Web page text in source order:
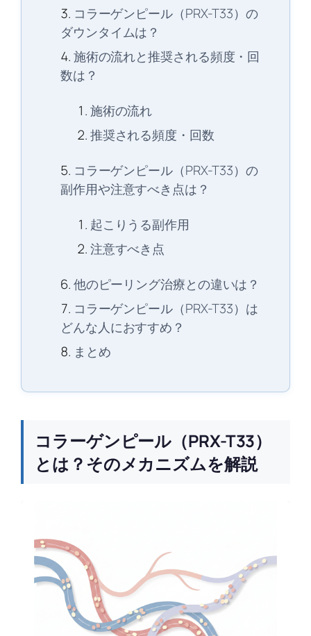
コラーゲンピール（PRX-T33）の
ダウンタイムは？
施術の流れと推奨される頻度・回
数は？
施術の流れ
推奨される頻度・回数
コラーゲンピール（PRX-T33）の
副作用や注意すべき点は？
起こりうる副作用
注意すべき点
他のピーリング治療との違いは？
コラーゲンピール（PRX-T33）は
どんな人におすすめ？
まとめ
コラーゲンピール（PRX-T33）
とは？そのメカニズムを解説